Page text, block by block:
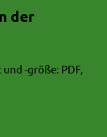
der
-größe: PDF,